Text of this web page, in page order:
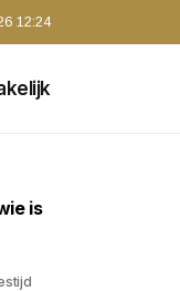
12:24
is